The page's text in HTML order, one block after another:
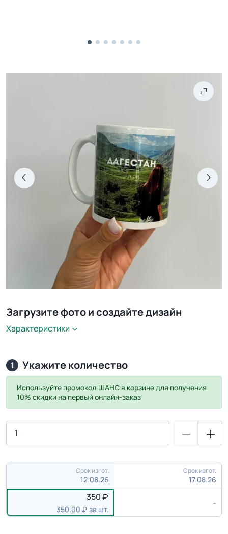
Загрузите фото и создайте дизайн
Характеристики
1 Укажите количество
Используйте промокод ШАНС в корзине для получения
10% скидки на первый онлайн-заказ
Срок изгот.
12.08.26
Срок изгот.
17.08.26
350
350.00 за шт.
-